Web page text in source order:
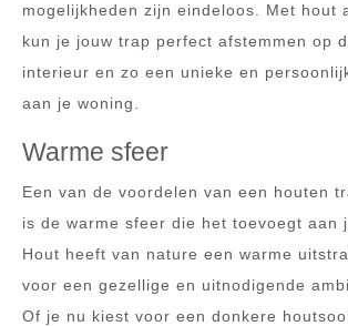
mogelijkheden zijn eindeloos. Met hout
kun je jouw trap perfect afstemmen op
interieur en zo een unieke en
aan je woning.
Warme sfeer
Een van de voordelen van een houten
is de warme sfeer die het toevoegt aan
Hout heeft van nature een warme
voor een gezellige en uitnodigende
Of je nu kiest voor een donkere